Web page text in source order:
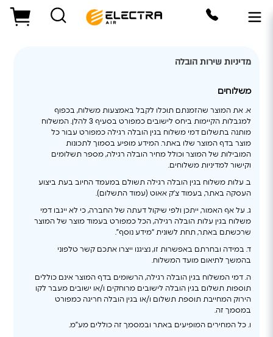
מדיניות שירות הובלה
משלוחים
א. את המוצר שהזמנתם תוכלו לקבל באמצעות משלוח, בכפוף
למגבלות הקיימות ביחס לישובים כמפורט בסעיף 3 להלן. המשלוח
מותנה בתשלום דמי משלוח בגין הובלה רגילה כמפורט עבור כל
מוצר בדף המוצר שלו באתר. המידע מופיע בסמוך לתכונות
המובילות של המוצר וכולל מחיר הובלה רגילה, מספר תשלומים
וקישור למדיניות משלוחים.
ב. עלות משלוח בגין הובלה רגילה תשולם במעמד החיוב בעת ביצוע
העסקה באתר, בעמוד צ’ק אאוט (עמוד התשלום).
ג. על אף האמור, ייתכן ולפי שיקול דעתה של החברה, כי לא ייגבו דמי
משלוח בגין עלות הובלה רגילה, הכל כמפורט בעמוד מוצר של המוצר
שרכשתם באתר, תחת לשונית “מידע נוסף”.
ד. במידה ובחרתם באפשרות זו, נציגנו ייצרו אתכם קשר טלפוני
בהמשך לתיאום מועד המשלוח.
ה. דמי המשלוח בגין הובלה רגילה, הרשומים בדף המוצר אינם כוללים
תוספות תשלום בגין הובלה לישובים מרוחקים ו/או ישובים מעבר לקו
הירוק המחייבת תוספת תשלום ו/או בגין הובלה חריגה כמפורט
במסמך זה.
ו. כל המחירים המופיעים באתר ובמסמך זה כוללים מע”מ.